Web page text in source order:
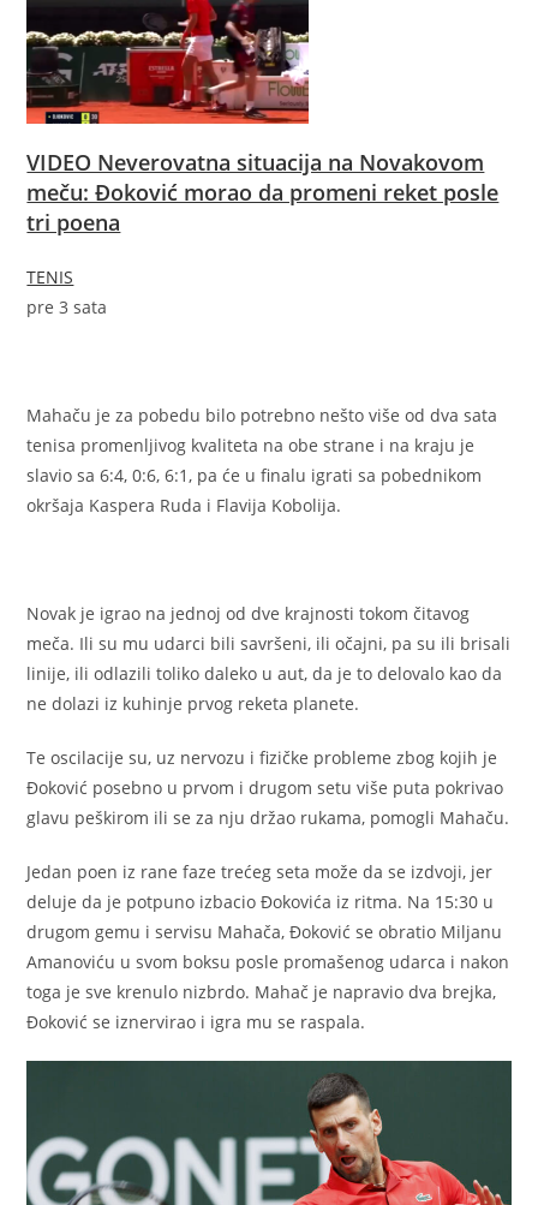
VIDEO Neverovatna situacija na Novakovom
meču: Đoković morao da promeni reket posle
tri poena
TENIS
pre 3 sata
Mahaču je za pobedu bilo potrebno nešto više od dva sata
tenisa promenljivog kvaliteta na obe strane i na kraju je
slavio sa 6:4, 0:6, 6:1, pa će u finalu igrati sa pobednikom
okršaja Kaspera Ruda i Flavija Kobolija.
Novak je igrao na jednoj od dve krajnosti tokom čitavog
meča. Ili su mu udarci bili savršeni, ili očajni, pa su ili brisali
linije, ili odlazili toliko daleko u aut, da je to delovalo kao da
ne dolazi iz kuhinje prvog reketa planete.
Te oscilacije su, uz nervozu i fizičke probleme zbog kojih je
Đoković posebno u prvom i drugom setu više puta pokrivao
glavu peškirom ili se za nju držao rukama, pomogli Mahaču.
Jedan poen iz rane faze trećeg seta može da se izdvoji, jer
deluje da je potpuno izbacio Đokovića iz ritma. Na 15:30 u
drugom gemu i servisu Mahača, Đoković se obratio Miljanu
Amanoviću u svom boksu posle promašenog udarca i nakon
toga je sve krenulo nizbrdo. Mahač je napravio dva brejka,
Đoković se iznervirao i igra mu se raspala.